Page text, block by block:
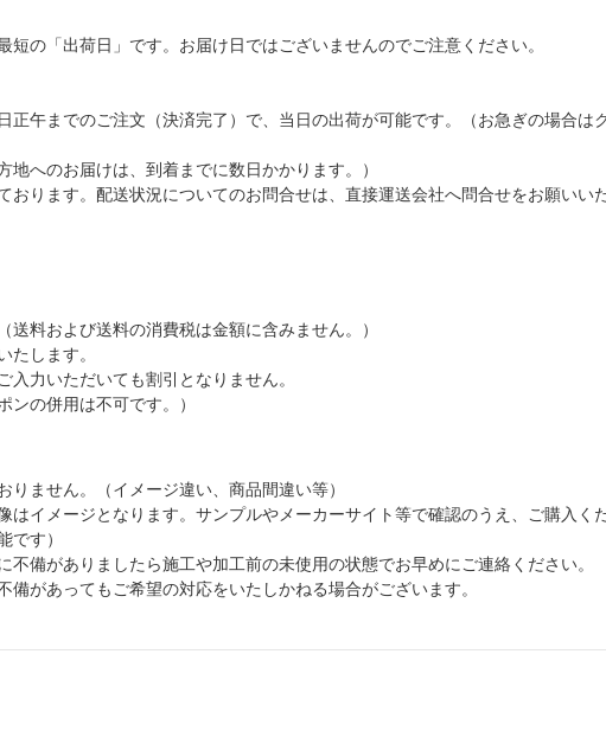
短の「出荷日」です。お届け日ではございませんのでご注意ください。
午までのご注文（決済完了）で、当日の出荷が可能です。（お急ぎの場合は
へのお届けは、到着までに数日かかります。）
ります。配送状況についてのお問合せは、直接運送会社へ問合せをお願いい
料および送料の消費税は金額に含みません。）
たします。
力いただいても割引となりません。
ンの併用は不可です。）
ません。（イメージ違い、商品間違い等）
イメージとなります。サンプルやメーカーサイト等で確認のうえ、ご購入く
です）
備がありましたら施工や加工前の未使用の状態でお早めにご連絡ください。
があってもご希望の対応をいたしかねる場合がございます。